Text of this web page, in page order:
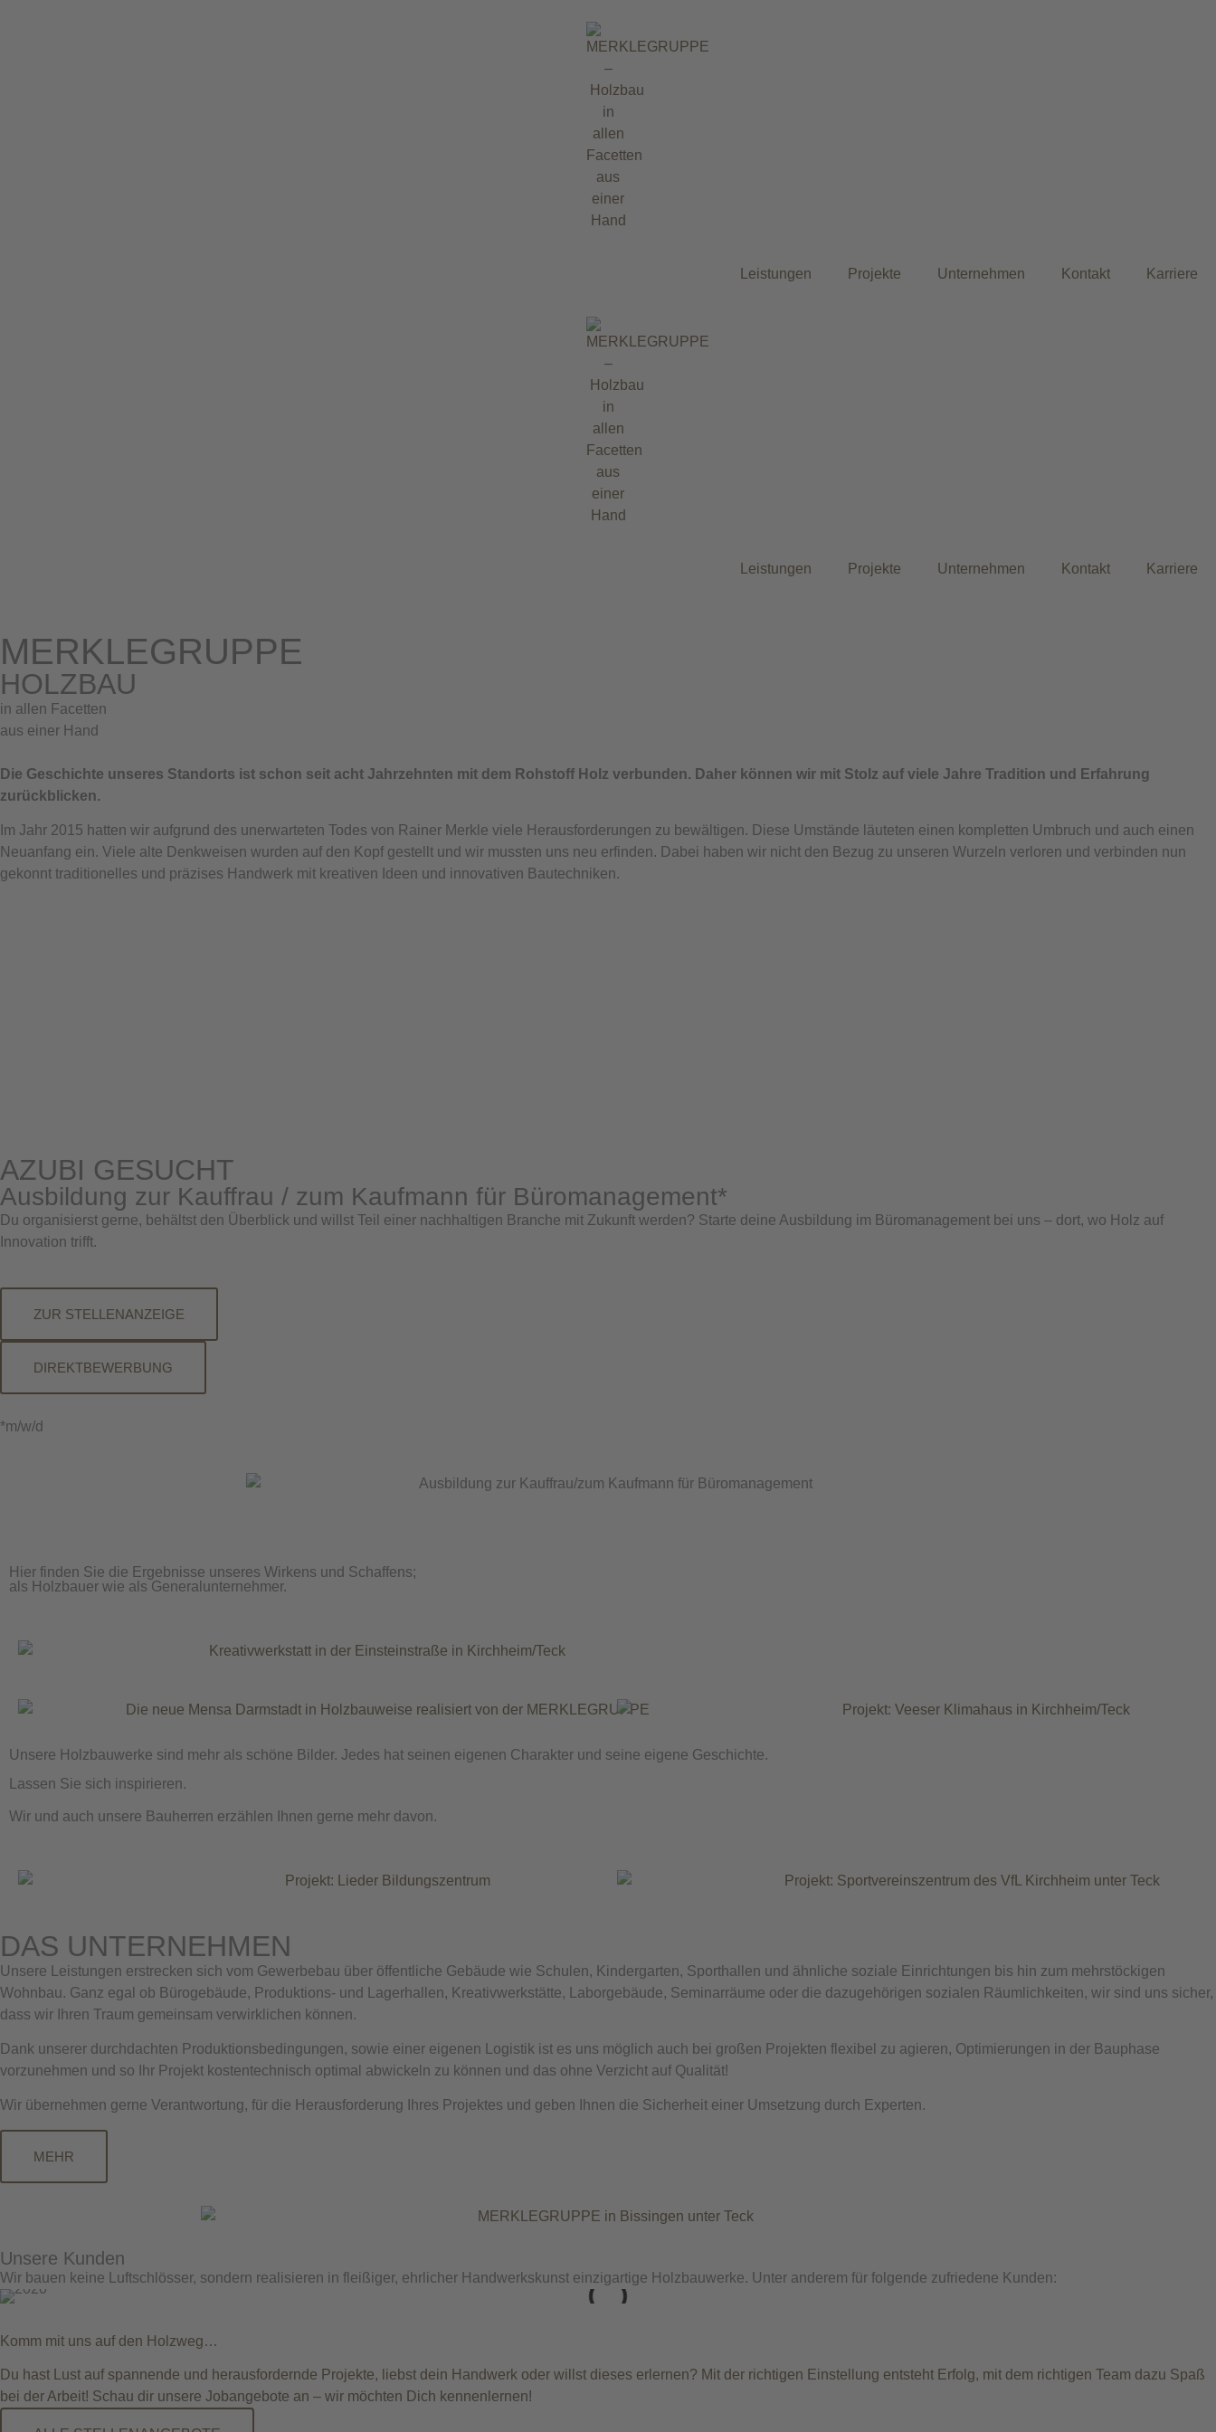
Leistungen Projekte Unternehmen Kontakt Karriere
Leistungen Projekte Unternehmen Kontakt Karriere
MERKLEGRUPPE
HOLZBAU
in allen Facetten
aus einer Hand
Die Geschichte unseres Standorts ist schon seit acht Jahrzehnten mit dem Rohstoff Holz verbunden. Daher können wir mit Stolz auf viele Jahre Tradition und Erfahrung
zurückblicken.
Im Jahr 2015 hatten wir aufgrund des unerwarteten Todes von Rainer Merkle viele Herausforderungen zu bewältigen. Diese Umstände läuteten einen kompletten Umbruch und auch einen
Neuanfang ein. Viele alte Denkweisen wurden auf den Kopf gestellt und wir mussten uns neu erfinden. Dabei haben wir nicht den Bezug zu unseren Wurzeln verloren und verbinden nun
gekonnt traditionelles und präzises Handwerk mit kreativen Ideen und innovativen Bautechniken.
AZUBI GESUCHT
Ausbildung zur Kauffrau / zum Kaufmann für Büromanagement*
Du organisierst gerne, behältst den Überblick und willst Teil einer nachhaltigen Branche mit Zukunft werden? Starte deine Ausbildung im Büromanagement bei uns – dort, wo Holz auf
Innovation trifft.
ZUR STELLENANZEIGE
DIREKTBEWERBUNG
*m/w/d
Hier finden Sie die Ergebnisse unseres Wirkens und Schaffens;
als Holzbauer wie als Generalunternehmer.
Unsere Holzbauwerke sind mehr als schöne Bilder. Jedes hat seinen eigenen Charakter und seine eigene Geschichte.
Lassen Sie sich inspirieren.
Wir und auch unsere Bauherren erzählen Ihnen gerne mehr davon.
DAS UNTERNEHMEN
Unsere Leistungen erstrecken sich vom Gewerbebau über öffentliche Gebäude wie Schulen, Kindergarten, Sporthallen und ähnliche soziale Einrichtungen bis hin zum mehrstöckigen
Wohnbau. Ganz egal ob Bürogebäude, Produktions- und Lagerhallen, Kreativwerkstätte, Laborgebäude, Seminarräume oder die dazugehörigen sozialen Räumlichkeiten, wir sind uns sicher,
dass wir Ihren Traum gemeinsam verwirklichen können.
Dank unserer durchdachten Produktionsbedingungen, sowie einer eigenen Logistik ist es uns möglich auch bei großen Projekten flexibel zu agieren, Optimierungen in der Bauphase
vorzunehmen und so Ihr Projekt kostentechnisch optimal abwickeln zu können und das ohne Verzicht auf Qualität!
Wir übernehmen gerne Verantwortung, für die Herausforderung Ihres Projektes und geben Ihnen die Sicherheit einer Umsetzung durch Experten.
MEHR
Unsere Kunden
Wir bauen keine Luftschlösser, sondern realisieren in fleißiger, ehrlicher Handwerkskunst einzigartige Holzbauwerke. Unter anderem für folgende zufriedene Kunden:
Komm mit uns auf den Holzweg…
Du hast Lust auf spannende und herausfordernde Projekte, liebst dein Handwerk oder willst dieses erlernen? Mit der richtigen Einstellung entsteht Erfolg, mit dem richtigen Team dazu Spaß
bei der Arbeit! Schau dir unsere Jobangebote an – wir möchten Dich kennenlernen!